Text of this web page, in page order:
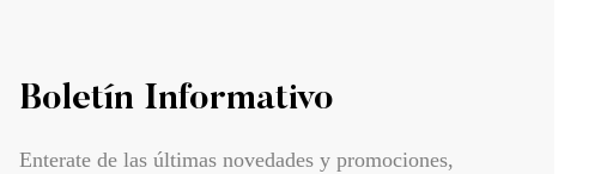
Boletín Informativo
Enterate de las últimas novedades y promociones,